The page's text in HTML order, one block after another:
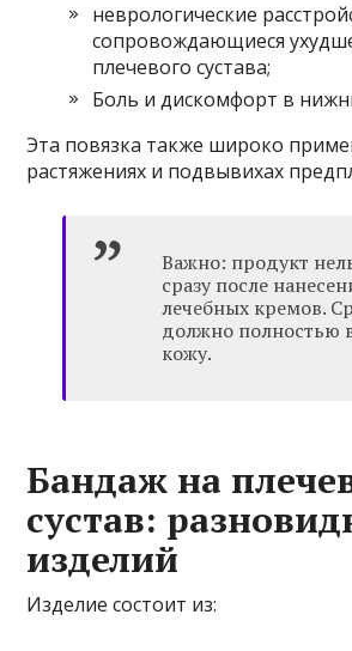
неврологические
сопровождающиеся
плечевого сустава;
Боль и дискомфорт в
Эта повязка также широко
растяжениях и подвывихах
Важно: продукт
сразу после
лечебных кремов.
должно полностью
кожу.
Бандаж на
сустав:
изделий
Изделие состоит из: